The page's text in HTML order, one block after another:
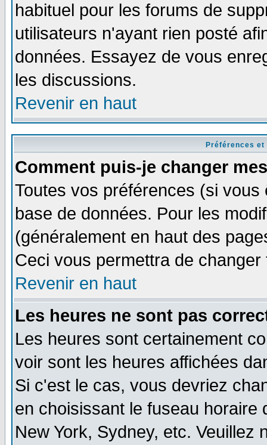
habituel pour les forums de
utilisateurs n'ayant rien posté
données. Essayez de vous
les discussions.
Revenir en haut
Préférences
Comment puis-je changer
Toutes vos préférences (si
base de données. Pour les
(généralement en haut des
Ceci vous permettra de
Revenir en haut
Les heures ne sont pas
Les heures sont certainement
voir sont les heures affichées
Si c'est le cas, vous devriez
en choisissant le fuseau
New York, Sydney, etc. Veuillez